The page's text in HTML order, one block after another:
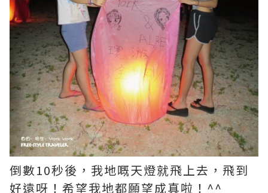
倒數10秒後，我地嘅天燈就飛上去，飛到
好遠呀！希望我地都願望成真啦！^^